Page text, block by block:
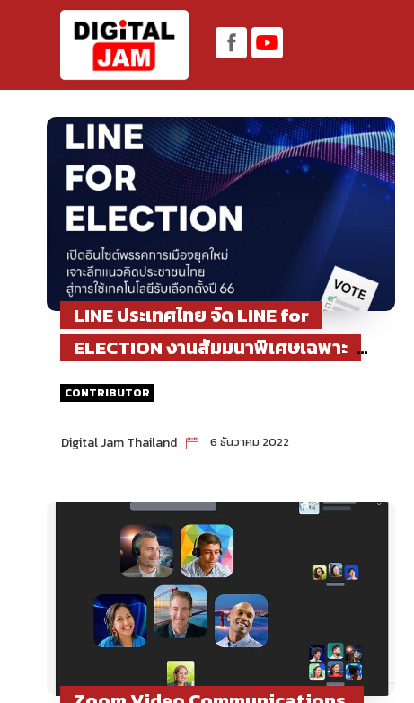
LINE ประเทศไทย จัด LINE for
ELECTION งานสัมมนาพิเศษเฉพาะ
ภาคการเมืองไทย
CONTRIBUTOR
Digital Jam Thailand 6 ธันวาคม 2022